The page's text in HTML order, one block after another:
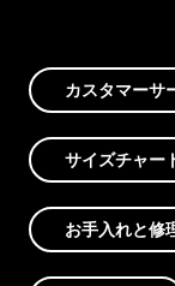
カスタマーサ
サイズチャー
お手入れと修